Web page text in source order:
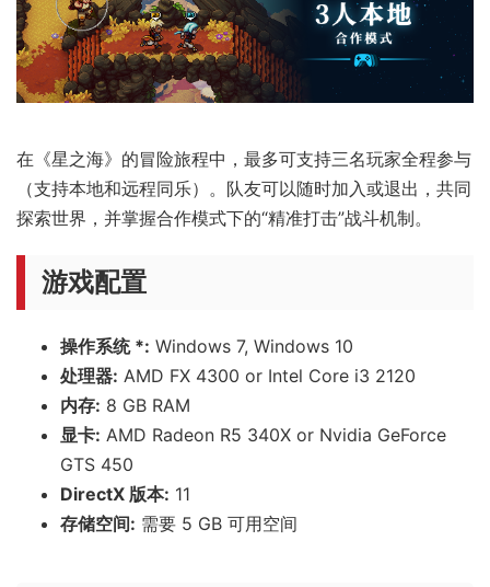
在《星之海》的冒险旅程中，最多可支持三名玩家全程参与
（支持本地和远程同乐）。队友可以随时加入或退出，共同
探索世界，并掌握合作模式下的“精准打击”战斗机制。
游戏配置
操作系统 *: Windows 7, Windows 10
处理器: AMD FX 4300 or Intel Core i3 2120
内存: 8 GB RAM
显卡: AMD Radeon R5 340X or Nvidia GeForce
GTS 450
DirectX 版本: 11
存储空间: 需要 5 GB 可用空间